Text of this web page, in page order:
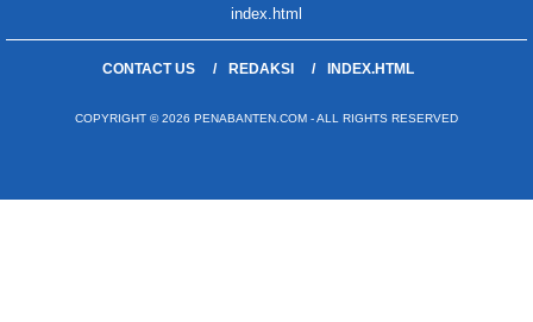
index.html
CONTACT US REDAKSI INDEX.HTML
COPYRIGHT © 2026 PENABANTEN.COM - ALL RIGHTS RESERVED